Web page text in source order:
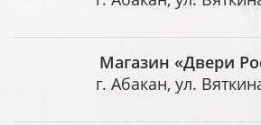
Магазин «Двери
г. Абакан, ул.